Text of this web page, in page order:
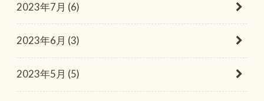
2023年7月 (6)
2023年6月 (3)
2023年5月 (5)